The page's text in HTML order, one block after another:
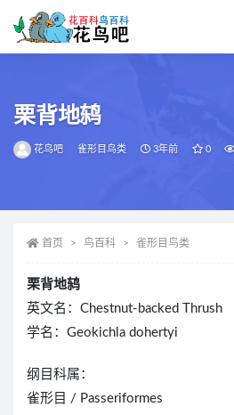
栗背地鸫
花鸟吧 雀形目鸟类 3年前 0
首页 鸟百科 雀形目鸟类
栗背地鸫
英文名：Chestnut-backed Thrush
学名：Geokichla dohertyi
纲目科属：
雀形目 / Passeriformes